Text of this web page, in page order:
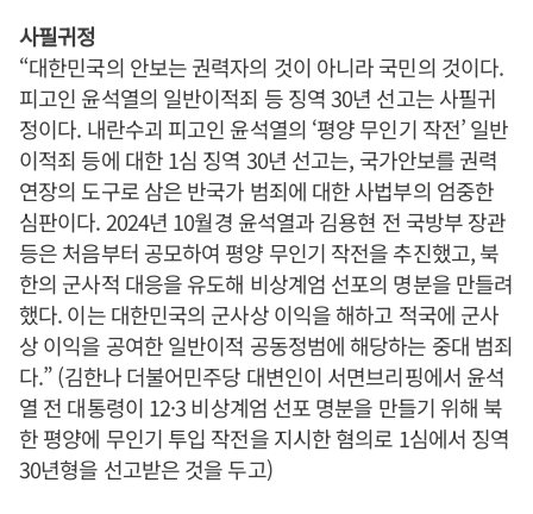
사필귀정
“대한민국의 안보는 권력자의 것이 아니라 국민의 것이다.
피고인 윤석열의 일반이적죄 등 징역 30년 선고는 사필귀
정이다. 내란수괴 피고인 윤석열의 ‘평양 무인기 작전’ 일반
이적죄 등에 대한 1심 징역 30년 선고는, 국가안보를 권력
연장의 도구로 삼은 반국가 범죄에 대한 사법부의 엄중한
심판이다. 2024년 10월경 윤석열과 김용현 전 국방부 장관
등은 처음부터 공모하여 평양 무인기 작전을 추진했고, 북
한의 군사적 대응을 유도해 비상계엄 선포의 명분을 만들려
했다. 이는 대한민국의 군사상 이익을 해하고 적국에 군사
상 이익을 공여한 일반이적 공동정범에 해당하는 중대 범죄
다.” (김한나 더불어민주당 대변인이 서면브리핑에서 윤석
열 전 대통령이 12·3 비상계엄 선포 명분을 만들기 위해 북
한 평양에 무인기 투입 작전을 지시한 혐의로 1심에서 징역
30년형을 선고받은 것을 두고)